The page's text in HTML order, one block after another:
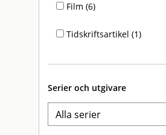
Film (6)
Tidskriftsartikel (1)
Serier och utgivare